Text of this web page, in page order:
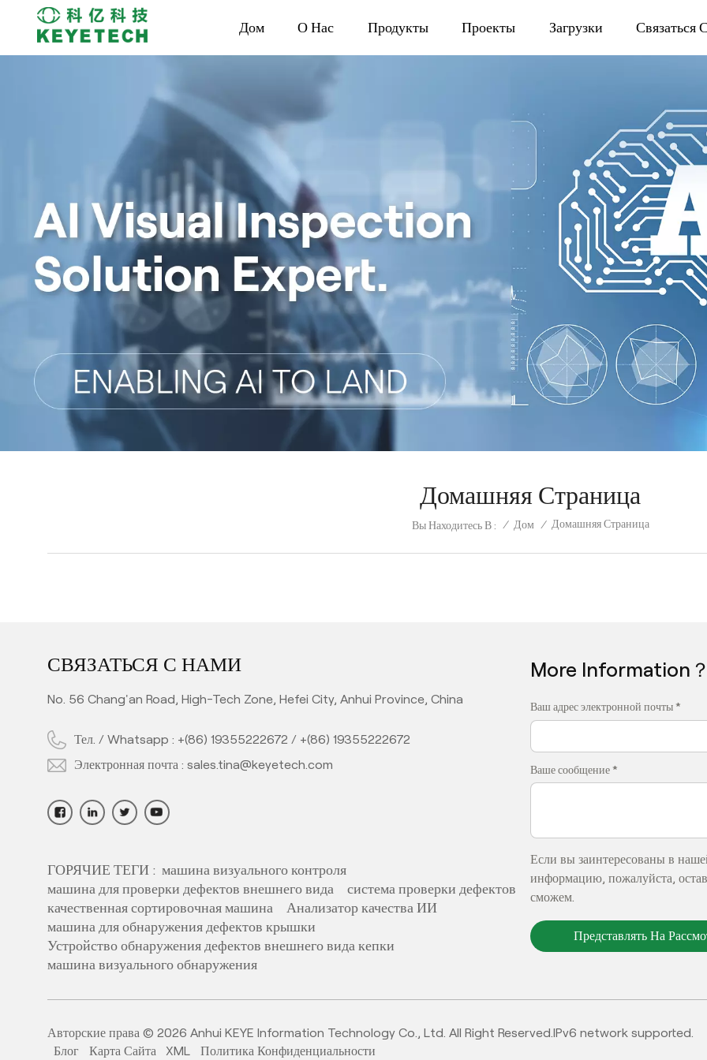
Дом О Нас Продукты Проекты Загрузки Связаться
Домашняя Страница
Вы Находитесь В : / Дом / Домашняя Страница
СВЯЗАТЬСЯ С НАМИ
No. 56 Chang'an Road, High-Tech Zone, Hefei City, Anhui Province, China
Тел. / Whatsapp : +(86) 19355222672 / +(86) 19355222672
Электронная почта :sales.tina@keyetech.com
ГОРЯЧИЕ ТЕГИ : машина визуального контроля
машина для проверки дефектов внешнего вида
система проверки дефектов
качественная сортировочная машина
Анализатор качества ИИ
машина для обнаружения дефектов крышки
Устройство обнаружения дефектов внешнего вида кепки
машина визуального обнаружения
More Information
Ваш адрес электронной почты *
Ваше сообщение *
Если вы заинтересованы в
информацию, пожалуйста,
сможем.
Представлять На
Авторские права © 2026 Anhui KEYE Information Technology Co., Ltd. All Right Reserved. IPv6 network supported.
Блог
Карта Сайта XML Политика Конфиденциальности